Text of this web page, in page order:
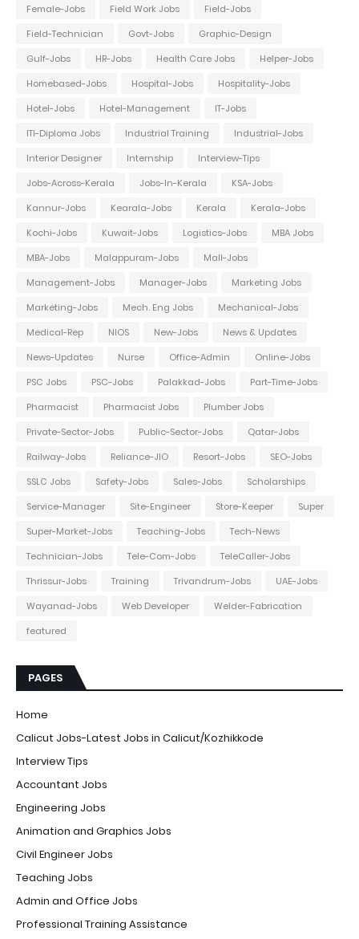
Female-Jobs Field Work Jobs
Field-Jobs
Field-Technician
Govt-Jobs
Graphic-Design
Gulf-Jobs
HR-Jobs Health Care Jobs
Helper-Jobs
Homebased-Jobs
Hospital-Jobs
Hospitality-Jobs
Hotel-Jobs
Hotel-Management
IT-Jobs
ITI-Diploma Jobs
Industrial Training
Industrial-Jobs
Interior Designer
Internship
Interview-Tips
Jobs-Across-Kerala
Jobs-In-Kerala
KSA-Jobs
Kannur-Jobs
Kearala-Jobs Kerala
Kerala-Jobs
Kochi-Jobs
Kuwait-Jobs Logistics-Jobs
MBA Jobs
MBA-Jobs
Malappuram-Jobs
Mall-Jobs
Management-Jobs
Manager-Jobs
Marketing Jobs
Marketing-Jobs
Mech. Eng Jobs
Mechanical-Jobs
Medical-Rep
NIOS New-Jobs
News & Updates
News-Updates
Nurse Office-Admin
Online-Jobs
PSC Jobs
PSC-Jobs Palakkad-Jobs
Part-Time-Jobs
Pharmacist
Pharmacist Jobs
Plumber Jobs
Private-Sector-Jobs
Public-Sector-Jobs
Qatar-Jobs
Railway-Jobs
Reliance-JIO Resort-Jobs
SEO-Jobs
SSLC Jobs
Safety-Jobs Sales-Jobs
Scholarships
Service-Manager
Site-Engineer Store-Keeper
Super
Super-Market-Jobs
Teaching-Jobs
Tech-News
Technician-Jobs
Tele-Com-Jobs
TeleCaller-Jobs
Thrissur-Jobs
Training Trivandrum-Jobs
UAE-Jobs
Wayanad-Jobs
Web Developer
Welder-Fabrication
featured
PAGES
Home
Calicut Jobs-Latest Jobs in Calicut/Kozhikkode
Interview Tips
Accountant Jobs
Engineering Jobs
Animation and Graphics Jobs
Civil Engineer Jobs
Teaching Jobs
Admin and Office Jobs
Professional Training Assistance